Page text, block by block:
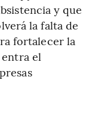
y que
la falta de
fortalecer la
el